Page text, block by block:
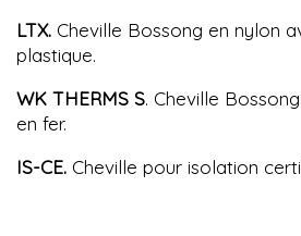
LTX. Cheville Bossong en nylon
plastique.
WK THERMS S. Cheville
en fer.
IS-CE. Cheville pour isolation